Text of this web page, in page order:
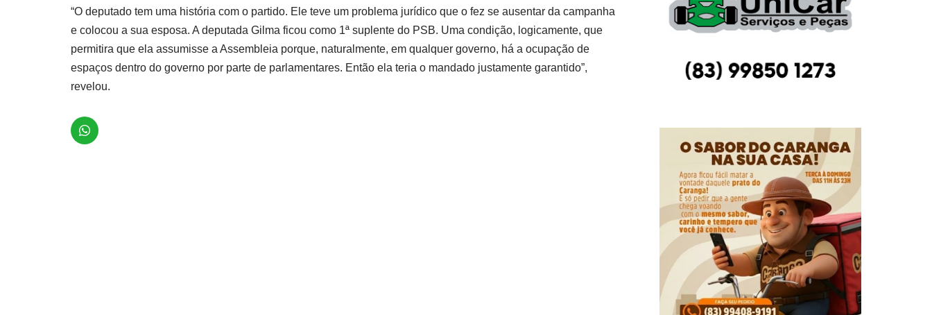
“O deputado tem uma história com o partido. Ele teve um problema jurídico que o fez se ausentar da campanha
e colocou a sua esposa. A deputada Gilma ficou como 1ª suplente do PSB. Uma condição, logicamente, que
permitira que ela assumisse a Assembleia porque, naturalmente, em qualquer governo, há a ocupação de
espaços dentro do governo por parte de parlamentares. Então ela teria o mandado justamente garantido”,
revelou.